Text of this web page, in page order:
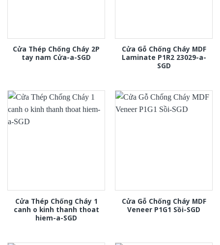
Cửa Thép Chống Cháy 2P
tay nam Cửa-a-SGD
Cửa Gỗ Chống Cháy MDF
Laminate P1R2 23029-a-
SGD
Cửa Thép Chống Cháy 1
canh o kinh thanh thoat
hiem-a-SGD
Cửa Gỗ Chống Cháy MDF
Veneer P1G1 Sồi-SGD